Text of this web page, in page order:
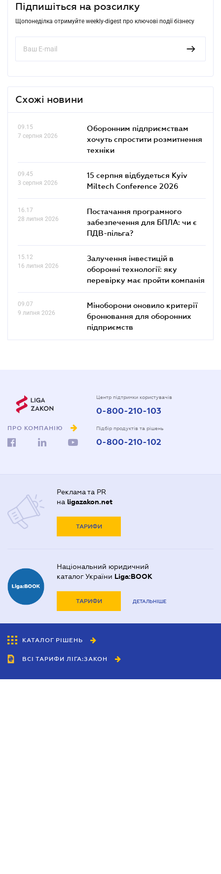
Підпишіться на розсилку
Щопонеділка отримуйте weekly-digest про ключові події бізнесу
Схожі новини
09.15
7 серпня 2026
Оборонним підприємствам
хочуть спростити розмитнення
техніки
09.45
3 серпня 2026
15 серпня відбудеться Kyiv
Miltech Conference 2026
16.17
28 липня 2026
Постачання програмного
забезпечення для БПЛА: чи є
ПДВ-пільга?
15.12
16 липня 2026
Залучення інвестицій в
оборонні технології: яку
перевірку має пройти компанія
09.07
9 липня 2026
Міноборони оновило критерії
бронювання для оборонних
підприємств
ПРО КОМПАНІЮ
Центр підтримки користувачів
0-800-210-103
Підбір продуктів та рішень
0-800-210-102
Реклама та PR
на ligazakon.net
ТАРИФИ
Національний юридичний
каталог України Liga:BOOK
ТАРИФИ ДЕТАЛЬНІШЕ
КАТАЛОГ РІШЕНЬ
ВСІ ТАРИФИ ЛІГА:ЗАКОН